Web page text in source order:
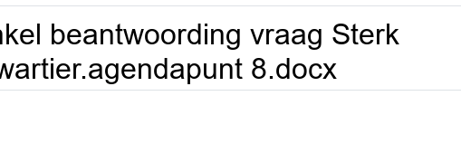
beantwoording vraag Sterk
8.docx